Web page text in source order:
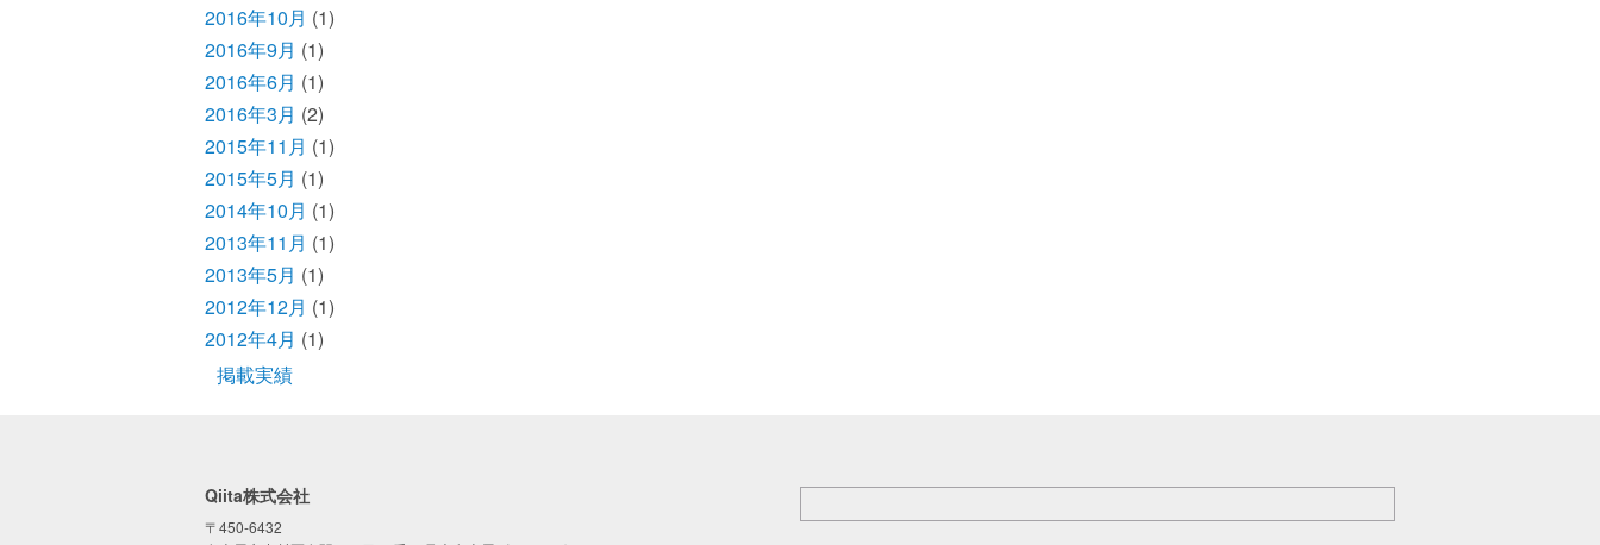
2016年10月 (1)
2016年9月 (1)
2016年6月 (1)
2016年3月 (2)
2015年11月 (1)
2015年5月 (1)
2014年10月 (1)
2013年11月 (1)
2013年5月 (1)
2012年12月 (1)
2012年4月 (1)
掲載実績
Qiita株式会社
〒450-6432